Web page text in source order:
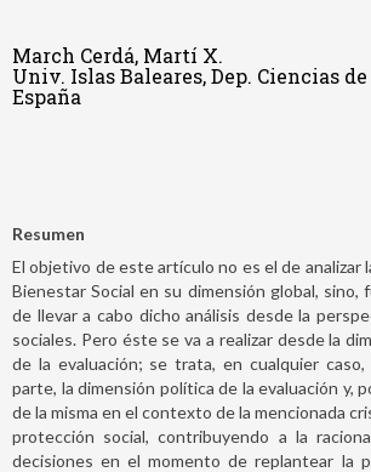
March Cerdá, Martí X.
Univ. Islas Baleares, Dep. Ciencias
España
Resumen
El objetivo de este artículo no es el de analizar
Bienestar Social en su dimensión global, sino,
de llevar a cabo dicho análisis desde la
sociales. Pero éste se va a realizar desde la
de la evaluación; se trata, en cualquier
parte, la dimensión política de la evaluación y,
de la misma en el contexto de la mencionada
protección social, contribuyendo a la
decisiones en el momento de replantear la